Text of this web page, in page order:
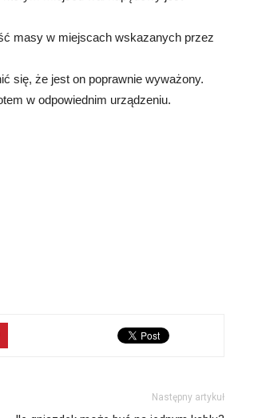
masy w miejscach wskazanych przez
się, że jest on poprawnie wyważony.
w odpowiednim urządzeniu.
Następny artykuł